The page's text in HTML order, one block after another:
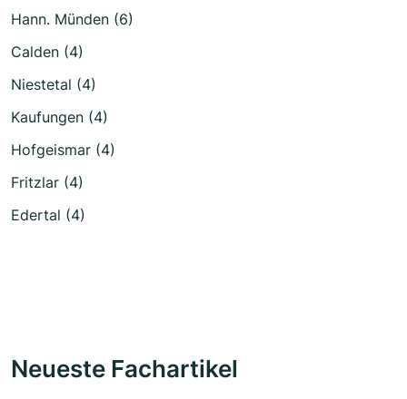
Hann. Münden (6)
Calden (4)
Niestetal (4)
Kaufungen (4)
Hofgeismar (4)
Fritzlar (4)
Edertal (4)
Neueste Fachartikel